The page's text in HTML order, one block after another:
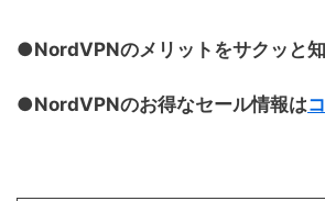
●NordVPNのメリットをサクッと
●NordVPNのお得なセール情報は